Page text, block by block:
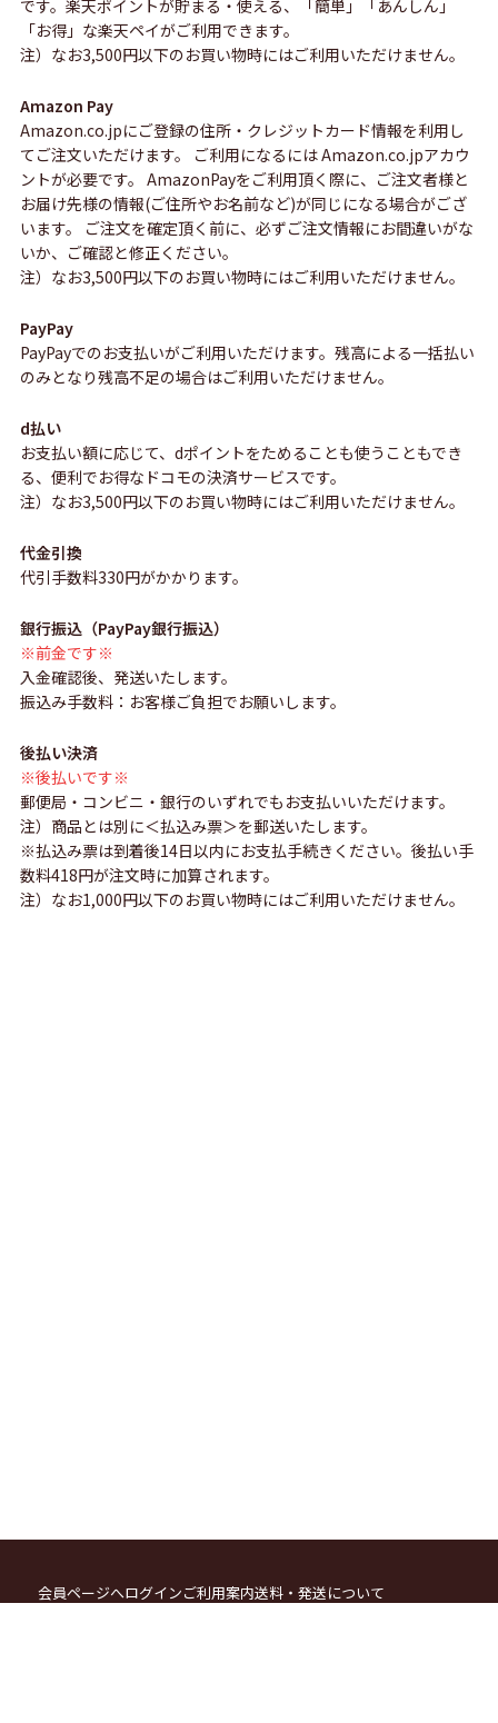
です。楽天ポイントが貯まる・使える、「簡単」「あんしん」
「お得」な楽天ペイがご利用できます。
注）なお3,500円以下のお買い物時にはご利用いただけません。
Amazon Pay
Amazon.co.jpにご登録の住所・クレジットカード情報を利用し
てご注文いただけます。 ご利用になるには Amazon.co.jpアカウ
ントが必要です。 AmazonPayをご利用頂く際に、ご注文者様と
お届け先様の情報(ご住所やお名前など)が同じになる場合がござ
います。 ご注文を確定頂く前に、必ずご注文情報にお間違いがな
いか、ご確認と修正ください。
注）なお3,500円以下のお買い物時にはご利用いただけません。
PayPay
PayPayでのお支払いがご利用いただけます。残高による一括払い
のみとなり残高不足の場合はご利用いただけません。
d払い
お支払い額に応じて、dポイントをためることも使うこともでき
る、便利でお得なドコモの決済サービスです。
注）なお3,500円以下のお買い物時にはご利用いただけません。
代金引換
代引手数料330円がかかります。
銀行振込（PayPay銀行振込）
※前金です※
入金確認後、発送いたします。
振込み手数料：お客様ご負担でお願いします。
後払い決済
※後払いです※
郵便局・コンビニ・銀行のいずれでもお支払いいただけます。
注）商品とは別に＜払込み票＞を郵送いたします。
※払込み票は到着後14日以内にお支払手続きください。後払い手
数料418円が注文時に加算されます。
注）なお1,000円以下のお買い物時にはご利用いただけません。
会員ページへログインご利用案内送料・発送について
お支払方法についてカートをみる